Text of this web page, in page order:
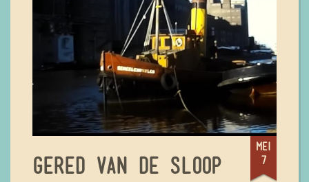
mei
7
GERED VAN DE SLOOP